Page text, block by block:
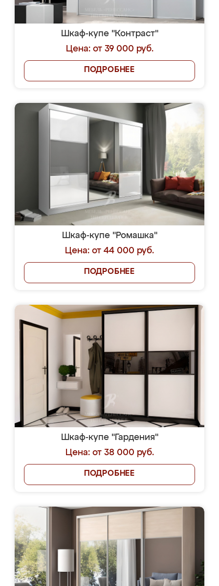
Шкаф-купе "Контраст"
Цена: от 39 000 руб.
ПОДРОБНЕЕ
Шкаф-купе "Ромашка"
Цена: от 44 000 руб.
ПОДРОБНЕЕ
Шкаф-купе "Гардения"
Цена: от 38 000 руб.
ПОДРОБНЕЕ